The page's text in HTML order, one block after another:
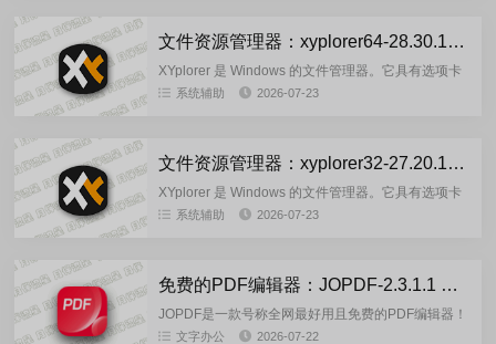
文件资源管理器：xyplorer64-28.30.1500 中文注册绿色版
XYplorer 是 Windows 的文件管理器。它具有选项卡
式浏览、强大的文件搜索、多功能预览、高度可定制
系统辅助 2026-07-23
文件资源管理器：xyplorer32-27.20.1500 中文注册绿色版
XYplorer 是 Windows 的文件管理器。它具有选项卡
式浏览、强大的文件搜索、多功能预览、高度可定制
系统辅助 2026-07-23
免费的PDF编辑器：JOPDF-2.3.1.1 多语言官方正式版
JOPDF是一款号称全网最好用且免费的PDF编辑器！
它功能全面且轻量，涵盖 PDF 编辑、转换、压缩、
文字办公 2026-07-22